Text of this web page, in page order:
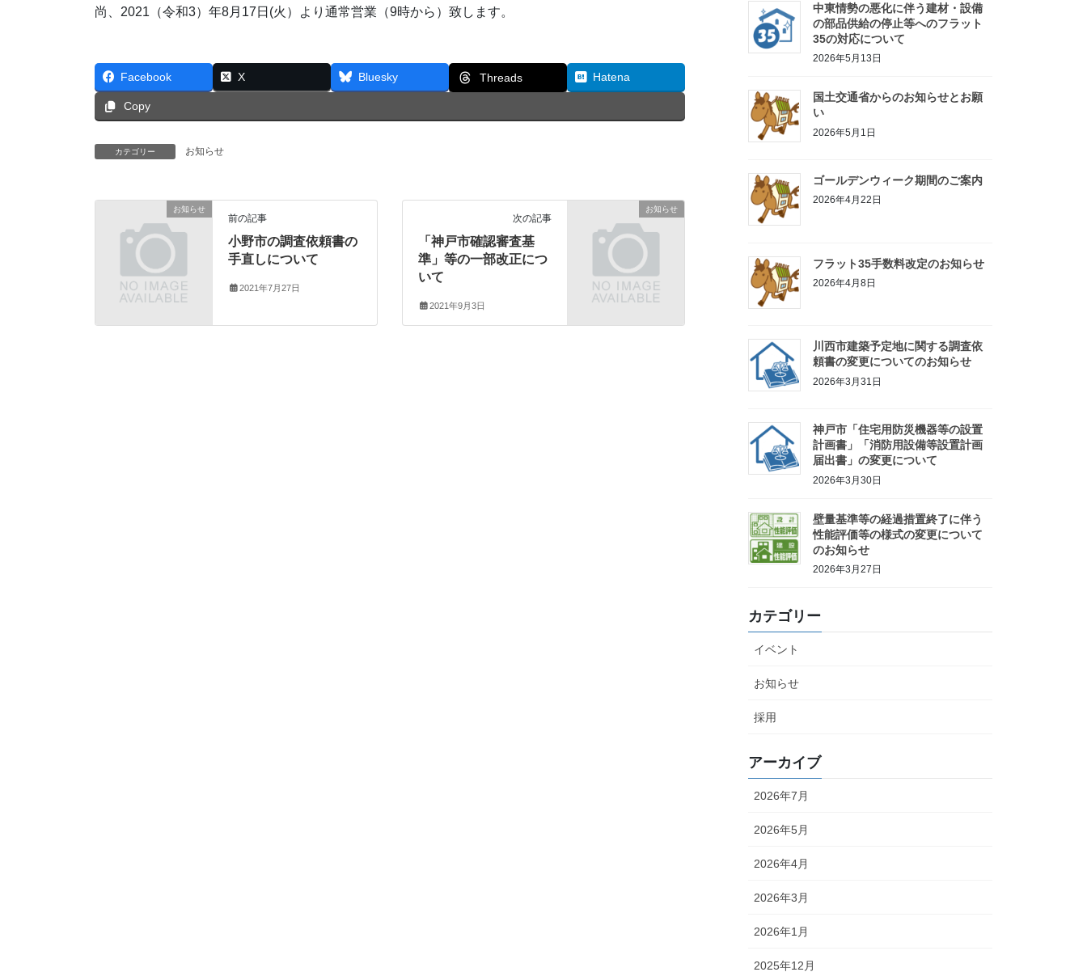
尚、2021（令和3）年8月17日(火）より通常営業（9時から）致します。
Facebook X Bluesky Threads Hatena
Copy
カテゴリー お知らせ
お知らせ
前の記事
小野市の調査依頼書の
手直しについて
2021年7月27日
お知らせ
次の記事
「神戸市確認審査基
準」等の一部改正につ
いて
2021年9月3日
中東情勢の悪化に伴う建材・設備
の部品供給の停止等へのフラット
35の対応について
2026年5月13日
国土交通省からのお知らせとお願
い
2026年5月1日
ゴールデンウィーク期間のご案内
2026年4月22日
フラット35手数料改定のお知らせ
2026年4月8日
川西市建築予定地に関する調査依
頼書の変更についてのお知らせ
2026年3月31日
神戸市「住宅用防災機器等の設置
計画書」「消防用設備等設置計画
届出書」の変更について
2026年3月30日
壁量基準等の経過措置終了に伴う
性能評価等の様式の変更について
のお知らせ
2026年3月27日
カテゴリー
イベント
お知らせ
採用
アーカイブ
2026年7月
2026年5月
2026年4月
2026年3月
2026年1月
2025年12月